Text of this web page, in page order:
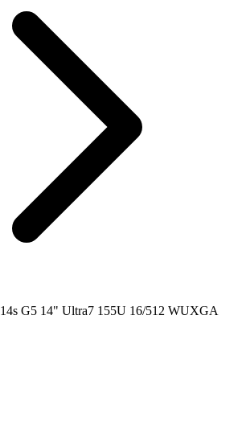
G5 14" Ultra7 155U 16/512 WUXGA